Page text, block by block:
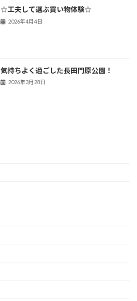
☆工夫して選ぶ買い物体験☆
2026年4月4日
気持ちよく過ごした長田門原公園！
2026年3月28日